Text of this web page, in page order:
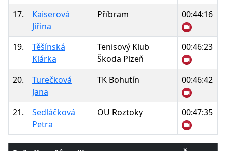
17.
Kaiserová
Jiřina
Příbram 00:44:16
19.
Těšínská
Klárka
Tenisový Klub
Škoda Plzeň
00:46:23
20.
Turečková
Jana
TK Bohutín 00:46:42
21.
Sedláčková
Petra
OU Roztoky 00:47:35